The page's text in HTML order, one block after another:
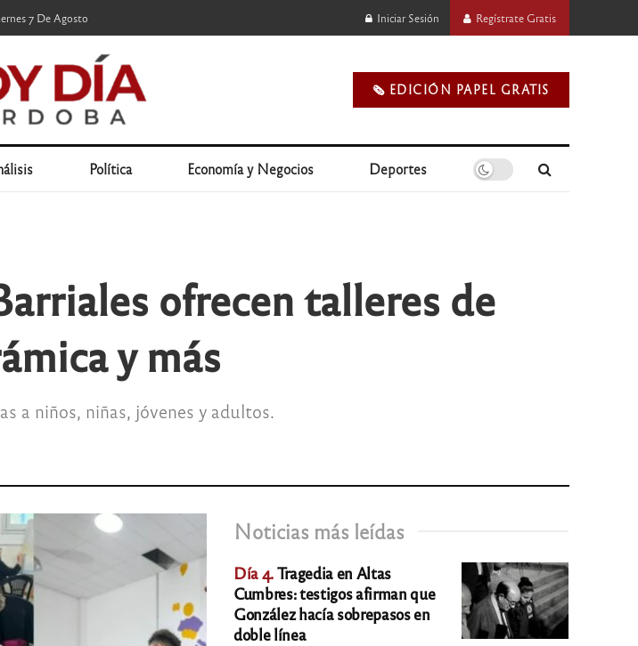
7 De Agosto Iniciar Sesión Regístrate Gratis
🗞️ EDICIÓN PAPEL GRATIS
Política Economía y Negocios Deportes
ofrecen talleres de
y más
a niños, niñas, jóvenes y adultos.
Noticias más leídas
Día 4.Tragedia en Altas
Cumbres: testigos afirman que
González hacía sobrepasos en
doble línea